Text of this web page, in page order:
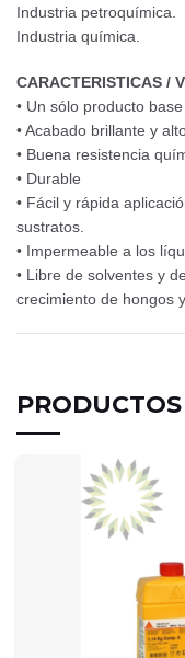
Industria petroquímica.
Industria química.
CARACTERISTICAS /
• Un sólo producto
• Acabado brillante y
• Buena resistencia
• Durable
• Fácil y rápida
sustratos.
• Impermeable a los
• Libre de solventes y
crecimiento de hongos